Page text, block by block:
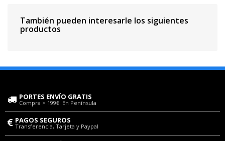
También pueden interesarle los siguientes
productos
PORTES ENVÍO GRATIS
Compra > 199€. En Península
PAGOS SEGUROS
Transferencia, Tarjeta y Paypal